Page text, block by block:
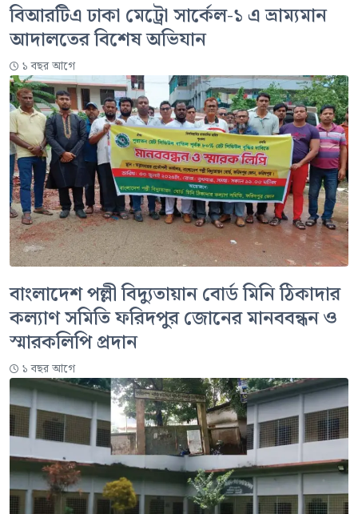
বিআরটিএ ঢাকা মেট্রো সার্কেল-১ এ ভ্রাম্যমান
আদালতের বিশেষ অভিযান
১ বছর আগে
বাংলাদেশ পল্লী বিদ্যুতায়ান বোর্ড মিনি ঠিকাদার
কল্যাণ সমিতি ফরিদপুর জোনের মানববন্ধন ও
স্মারকলিপি প্রদান
১ বছর আগে